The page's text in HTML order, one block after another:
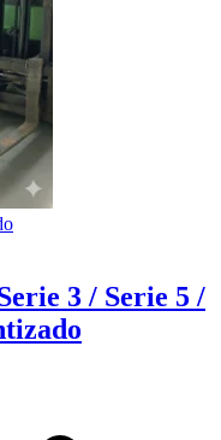
3 / Serie 5 /